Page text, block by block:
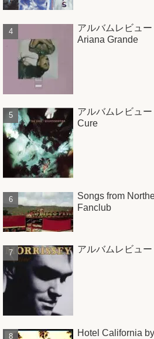
アルバムレビュ
Ariana Grande
アルバムレビュ
Cure
Songs from
Fanclub
アルバムレビュ
Hotel California